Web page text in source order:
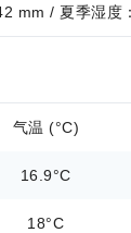
mm / 夏季湿度
气温 (°C)
16.9°C
18°C